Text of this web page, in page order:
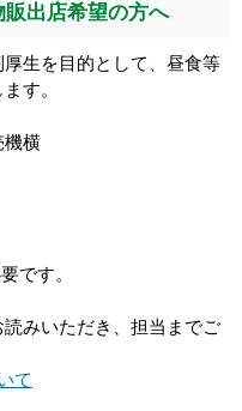
販出店希望の方へ
生を目的として、昼食等
す。
横
です。
みいただき、担当までご
て